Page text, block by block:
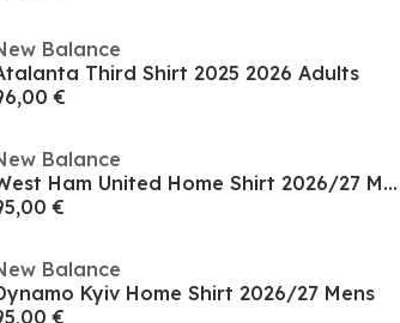
Balance
Third Shirt 2025 2026 Adults
€
Balance
West Ham United Home Shirt 2026/27 Mens
€
Balance
Kyiv Home Shirt 2026/27 Mens
€